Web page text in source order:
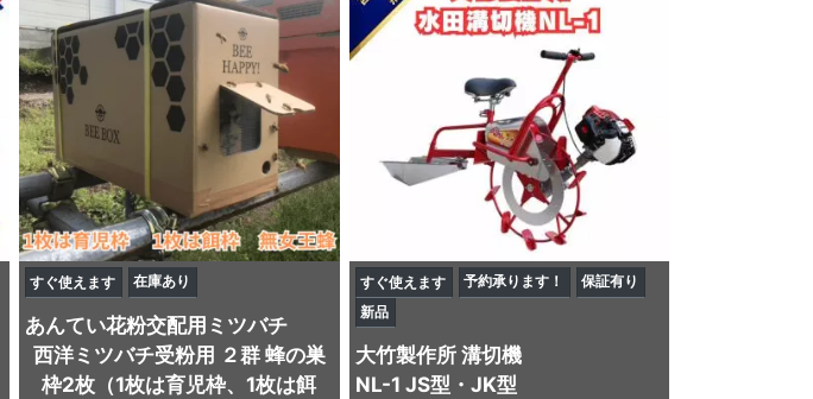
すぐ使えます 在庫あり
あんてい花粉交配用ミツバチ
西洋ミツバチ受粉用 ２群 蜂の巣
枠2枚（1枚は育児枠、1枚は餌
すぐ使えます 予約承ります！
保証有り
新品
大竹製作所溝切機
NL-1 JS型・JK型